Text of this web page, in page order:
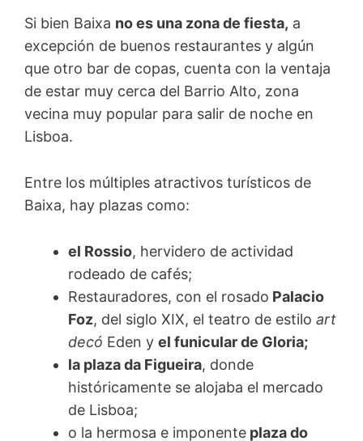
Si bien Baixa no es una zona de fiesta, a
excepción de buenos restaurantes y algún
que otro bar de copas, cuenta con la ventaja
de estar muy cerca del Barrio Alto, zona
vecina muy popular para salir de noche en
Lisboa.
Entre los múltiples atractivos turísticos de
Baixa, hay plazas como:
el Rossio, hervidero de actividad
rodeado de cafés;
Restauradores, con el rosado Palacio
Foz, del siglo XIX, el teatro de estilo art
decó Eden y el funicular de Gloria;
la plaza da Figueira, donde
históricamente se alojaba el mercado
de Lisboa;
o la hermosa e imponente plaza do